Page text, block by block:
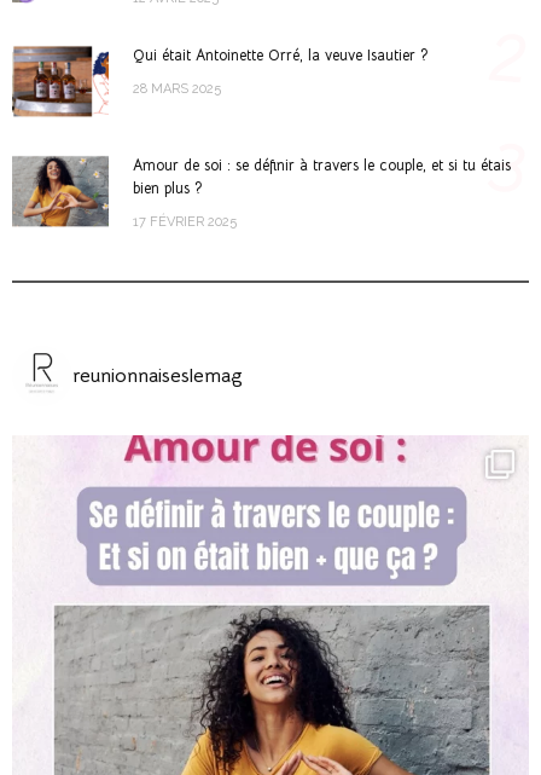
Qui était Antoinette Orré, la veuve Isautier ?
28 MARS 2025
Amour de soi : se définir à travers le couple, et si tu étais
bien plus ?
17 FÉVRIER 2025
3
reunionnaiseslemag